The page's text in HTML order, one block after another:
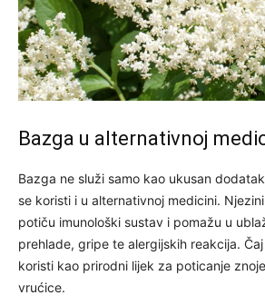
Bazga u alternativnoj
Bazga ne služi samo kao ukusan
se koristi i u alternativnoj medicini.
potiču imunološki sustav i pomažu u
prehlade, gripe te alergijskih reakcija.
koristi kao prirodni lijek za poticanje
vrućice.